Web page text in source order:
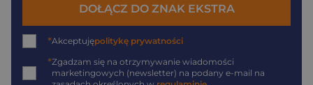
DOŁĄCZ DO ZNAK EKSTRA
*Akceptujępolitykę prywatności
*Zgadzam się na otrzymywanie wiadomości
marketingowych (newsletter) na podany e-mail na